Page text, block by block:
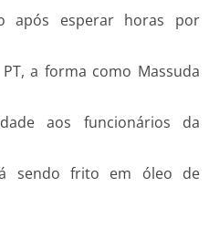
após esperar horas por
a forma como Massuda
aos funcionários da
sendo frito em óleo de